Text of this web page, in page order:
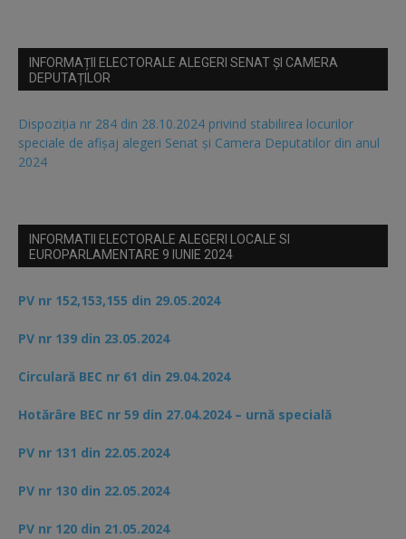
INFORMAȚII ELECTORALE ALEGERI SENAT ȘI CAMERA
DEPUTAȚILOR
Dispoziția nr 284 din 28.10.2024 privind stabilirea locurilor
speciale de afișaj alegeri Senat și Camera Deputatilor din anul
2024
INFORMATII ELECTORALE ALEGERI LOCALE SI
EUROPARLAMENTARE 9 IUNIE 2024
PV nr 152,153,155 din 29.05.2024
PV nr 139 din 23.05.2024
Circulară BEC nr 61 din 29.04.2024
Hotărâre BEC nr 59 din 27.04.2024 – urnă specială
PV nr 131 din 22.05.2024
PV nr 130 din 22.05.2024
PV nr 120 din 21.05.2024